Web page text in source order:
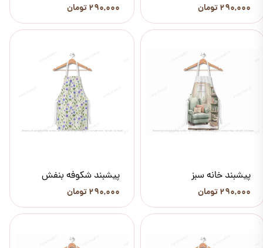
۲۹۰,۰۰۰ تومان ۲۹۰,۰۰۰ تومان
پیشبند خانه سبز
۲۹۰,۰۰۰ تومان
پیشبند شکوفه بنفش
۲۹۰,۰۰۰ تومان